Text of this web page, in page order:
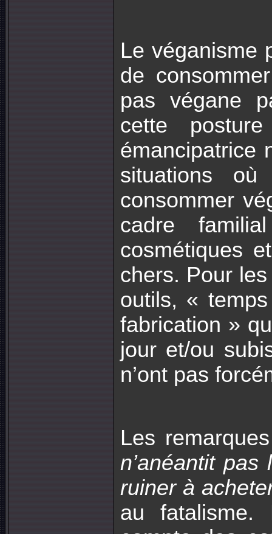
Le véganisme
de
pas végane
cette
émancipatrice
situations
consommer
cadre
cosmétiques
chers. Pour
outils, «
fabrication »
jour et/ou
n’ont pas
Les
n’anéantit pas
ruiner à
au fatalisme.